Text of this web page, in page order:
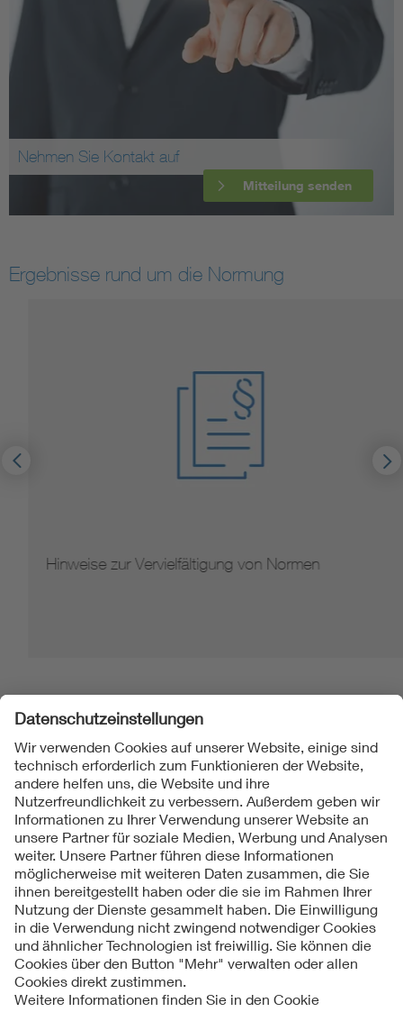
Nehmen Sie Kontakt auf
Mitteilung senden
Ergebnisse rund um die Normung
Hinweise zur Vervielfältigung von Normen
Folgen Sie uns
Kontakt
Impressum
Datenschutzinformationen